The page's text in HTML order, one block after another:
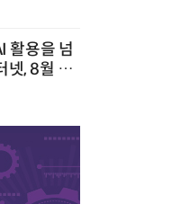
활용을 넘
넷, 8월 실